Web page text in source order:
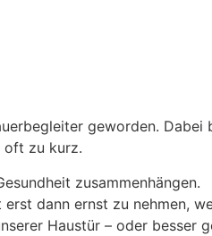
geworden. Dabei
oft zu kurz.
zusammenhängen.
dann ernst zu nehmen,
Haustür – oder besser